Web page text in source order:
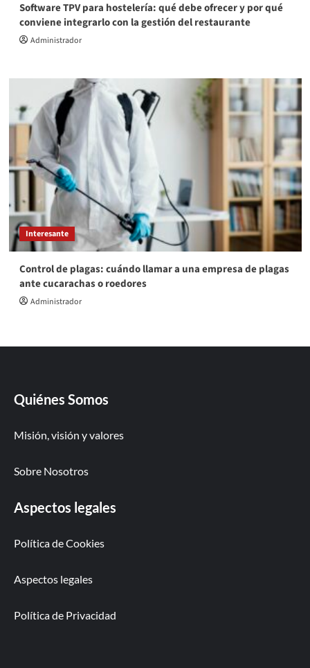
Software TPV para hostelería: qué debe ofrecer y por qué
conviene integrarlo con la gestión del restaurante
Administrador
Interesante
Control de plagas: cuándo llamar a una empresa de plagas
ante cucarachas o roedores
Administrador
Quiénes Somos
Misión, visión y valores
Sobre Nosotros
Aspectos legales
Política de Cookies
Aspectos legales
Política de Privacidad